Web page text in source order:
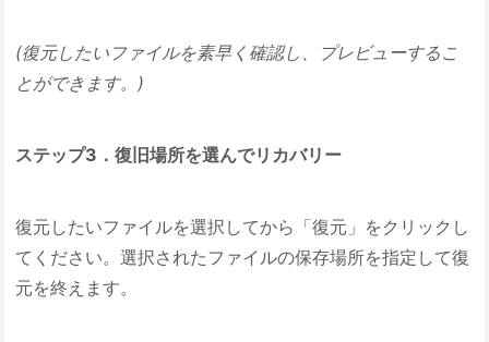
(復元したいファイルを素早く確認し、プレビューするこ
とができます。)
ステップ3．復旧場所を選んでリカバリー
復元したいファイルを選択してから「復元」をクリックし
てください。選択されたファイルの保存場所を指定して復
元を終えます。